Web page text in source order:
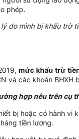
phép.
do mình bị khấu trừ
mức khấu trừ
và các khoản BHXH
hợp nêu trên cụ
bị hoặc có hành
tiền lương.